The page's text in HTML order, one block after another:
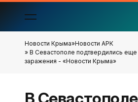
Новости Крыма»Новости АРК
» В Севастополе подтвердились еще
заражения - «Новости Крыма»